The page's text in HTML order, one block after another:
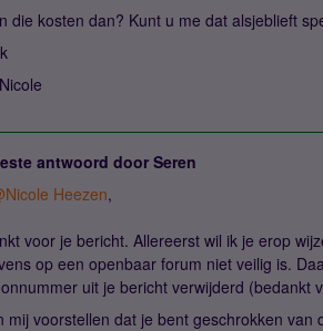
die kosten dan? Kunt u me dat alsjeblieft
antwoord door Seren
Heezen,
voor je bericht. Allereerst wil ik je erop
op een openbaar forum niet veilig is.
uit je bericht verwijderd (bedankt
mij voorstellen dat je bent geschrokken van